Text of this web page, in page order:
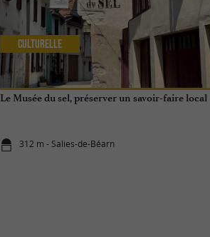
Le Musée du sel, préserver un savoir-faire local
312 m - Salies-de-Béarn
Culturelle